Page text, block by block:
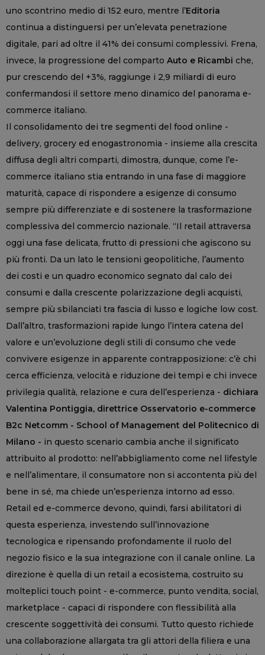
uno scontrino medio di 152 euro, mentre l’Editoria
continua a distinguersi per un’elevata penetrazione
digitale, pari ad oltre il 41% dei consumi complessivi. Frena,
invece, la progressione del comparto Auto e Ricambi che,
pur crescendo del +3%, raggiunge i 2,9 miliardi di euro
confermandosi il settore meno dinamico del panorama e-
commerce italiano.
Il consolidamento dei tre segmenti del food online -
delivery, grocery ed enogastronomia - insieme alla crescita
diffusa degli altri comparti, dimostra, dunque, come l’e-
commerce italiano stia entrando in una fase di maggiore
maturità, capace di rispondere a esigenze di consumo
sempre più differenziate e di sostenere la trasformazione
complessiva del commercio nazionale. “Il retail attraversa
oggi una fase delicata, frutto di pressioni che agiscono su
più fronti. Da un lato le tensioni geopolitiche, l’aumento
dei costi e un quadro economico segnato dal calo dei
consumi e dalla crescente polarizzazione degli acquisti,
sempre più sbilanciati tra fascia di lusso e logiche low cost.
Dall’altro, trasformazioni rapide lungo l’intera catena del
valore e un’evoluzione degli stili di consumo che vede
convivere esigenze in apparente contrapposizione: c’è chi
cerca efficienza, velocità e riduzione dei tempi e chi invece
privilegia qualità, relazione e cura dell’esperienza - dichiara
Valentina Pontiggia, direttrice Osservatorio e-commerce
B2c Netcomm - School of Management del Politecnico di
Milano - in questo scenario cambia anche il significato
attribuito al prodotto: nell’abbigliamento come nel lifestyle
e nell’alimentare, il consumatore non si accontenta più del
bene in sé, ma chiede un’esperienza intorno ad esso.
Retail ed e-commerce devono, quindi, farsi abilitatori di
questa esperienza, investendo sull’innovazione
tecnologica e ripensando profondamente il ruolo del
negozio fisico e la sua integrazione con il canale online. La
direzione è quella di un retail a ecosistema, costruito su
molteplici touch point - e-commerce, punto vendita, social,
marketplace - capaci di rispondere con flessibilità alla
crescente soggettività dei consumi. Tutto questo richiede
una collaborazione allargata tra gli attori della filiera e una